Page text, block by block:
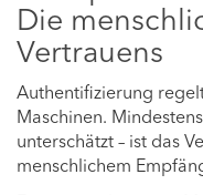
Die
Vertrauens
Authentifizierung
Maschinen.
unterschätzt – ist das
menschlichem